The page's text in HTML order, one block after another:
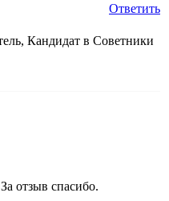
Ответить
Кандидат в Советники
отзыв спасибо.